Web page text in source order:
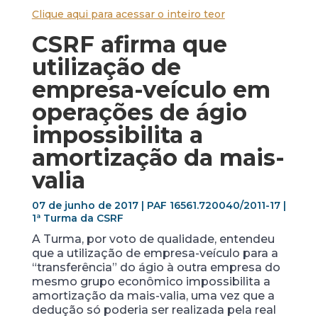
Clique aqui para acessar o inteiro teor
CSRF afirma que
utilização de
empresa-veículo em
operações de ágio
impossibilita a
amortização da mais-
valia
07 de junho de 2017 | PAF 16561.720040/2011-17 |
1ª Turma da CSRF
A Turma, por voto de qualidade, entendeu
que a utilização de empresa-veículo para a
“transferência” do ágio à outra empresa do
mesmo grupo econômico impossibilita a
amortização da mais-valia, uma vez que a
dedução só poderia ser realizada pela real